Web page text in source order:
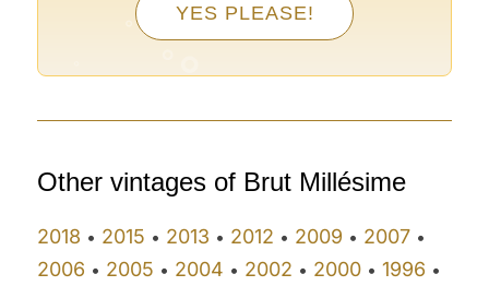
YES PLEASE!
°° °
Other vintages of Brut Millésime
2018 • 2015 • 2013 • 2012 • 2009 • 2007 •
2006 • 2005 • 2004 • 2002 • 2000 •1996 •